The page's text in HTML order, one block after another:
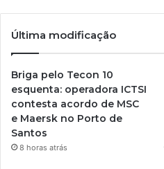
Última modificação
Briga pelo Tecon 10
esquenta: operadora ICTSI
contesta acordo de MSC
e Maersk no Porto de
Santos
8 horas atrás